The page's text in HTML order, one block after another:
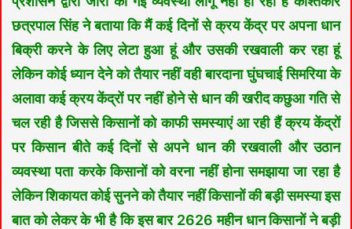
छत्रपाल सिंह ने बताया कि मैं कई दिनों से क्रय केंद्र पर अपना धान
बिक्री करने के लिए लेटा हुआ हूं और उसकी रखवाली कर रहा हूं
लेकिन कोई ध्यान देने को तैयार नहीं वही बारदाना घुंघचाई सिमरिया के
अलावा कई क्रय केंद्रों पर नहीं होने से धान की खरीद कछुआ गति से
चल रही है जिससे किसानों को काफी समस्याएं आ रही हैं क्रय केंद्रों
पर किसान बीते कई दिनों से अपने धान की रखवाली और उठान
व्यवस्था पता करके किसानों को वरना नहीं होना समझाया जा रहा है
लेकिन शिकायत कोई सुनने को तैयार नहीं किसानों की बड़ी समस्या इस
बात को लेकर के भी है कि इस बार 2626 महीन धान किसानों ने बड़ी